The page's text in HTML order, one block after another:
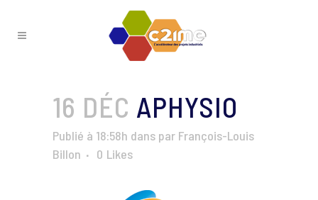
16 DÉC APHYSIO
Publié à 18:58h dans par François-Louis
Billon
0 Likes